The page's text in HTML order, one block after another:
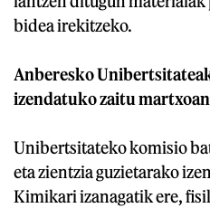
bidea irekitzeko.
Anberesko
izendatuko zaitu
Unibertsitateko komisio
eta zientzia guzietarako
Kimikari izanagatik ere,